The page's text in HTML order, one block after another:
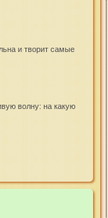
и творит самые
волну: на какую